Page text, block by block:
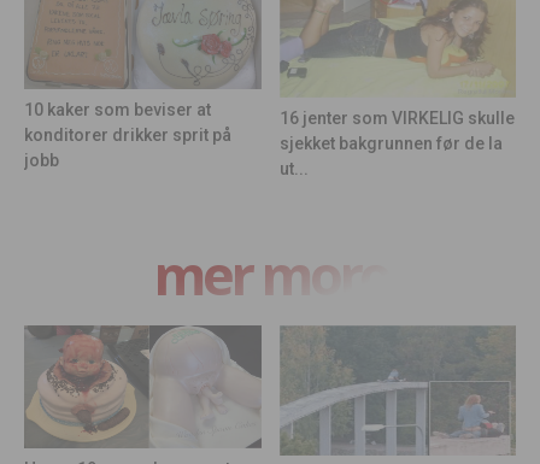
10 kaker som beviser at
konditorer drikker sprit på
jobb
16 jenter som VIRKELIG skulle
sjekket bakgrunnen før de la
ut...
mer moro